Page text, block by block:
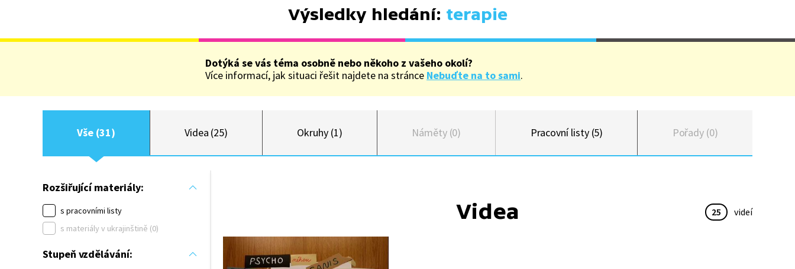
Výsledky hledání: terapie
Dotýká se vás téma osobně nebo někoho z vašeho okolí?
Více informací, jak situaci řešit najdete na stránce Nebuďte na to sami.
Vše (31) Videa (25) Okruhy (1) Náměty (0) Pracovní listy (5) Pořady (0)
Rozšiřující materiály:
s pracovními listy
s materiály v ukrajinštině (0)
Stupeň vzdělávání:
Videa 25 videí